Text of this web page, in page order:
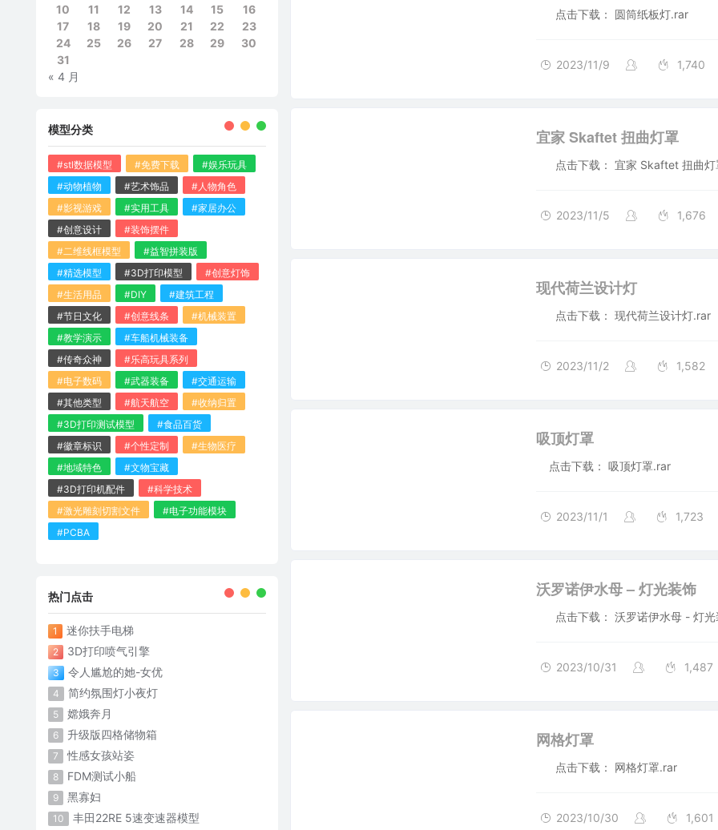
点击下载： 圆筒纸板灯.rar
2023/11/9 1,740
宜家 Skaftet 扭曲灯罩
点击下载： 宜家 Skaftet 扭曲灯
2023/11/5 1,676
现代荷兰设计灯
点击下载： 现代荷兰设计灯.rar
2023/11/2 1,582
吸顶灯罩
点击下载： 吸顶灯罩.rar
2023/11/1 1,723
沃罗诺伊水母 – 灯光装饰
点击下载： 沃罗诺伊水母 - 灯光
2023/10/31 1,487
网格灯罩
点击下载： 网格灯罩.rar
2023/10/30 1,601
10
11 12 13 14 15
16
17
18 19 20 21 22
23
24
25 26 27 28 29
30
31
« 4 月
模型分类
#stl数据模型 #免费下载
#娱乐玩具
#动物植物
#艺术饰品
#人物角色
#影视游戏
#实用工具
#家居办公
#创意设计
#装饰摆件
#二维线框模型
#益智拼装版
#精选模型
#3D打印模型
#创意灯饰
#生活用品
#DIY
#建筑工程
#节日文化
#创意线条
#机械装置
#教学演示
#车船机械装备
#传奇众神
#乐高玩具系列
#电子数码
#武器装备
#交通运输
#其他类型
#航天航空
#收纳归置
#3D打印测试模型
#食品百货
#徽章标识
#个性定制
#生物医疗
#地域特色
#文物宝藏
#3D打印机配件
#科学技术
#激光雕刻切割文件
#电子功能模块
#PCBA
热门点击
1 迷你扶手电梯
2 3D打印喷气引擎
3 令人尴尬的她-女优
4 简约氛围灯小夜灯
5 嫦娥奔月
6 升级版四格储物箱
7 性感女孩站姿
8 FDM测试小船
9 黑寡妇
10 丰田22RE 5速变速器模型